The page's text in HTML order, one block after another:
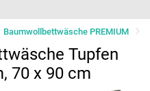
Baumwollbettwäsche PREMIUM
Tupfen
70 x 90 cm